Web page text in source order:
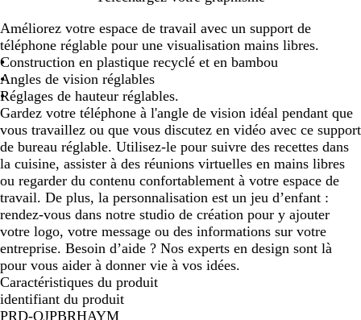
i
r
a
n
c
Améliorez votre espace de travail avec un support de
téléphone réglable pour une visualisation mains libres.
Construction en plastique recyclé et en bambou
Angles de vision réglables
Réglages de hauteur réglables.
Gardez votre téléphone à l'angle de vision idéal pendant que
vous travaillez ou que vous discutez en vidéo avec ce support
de bureau réglable. Utilisez-le pour suivre des recettes dans
la cuisine, assister à des réunions virtuelles en mains libres
ou regarder du contenu confortablement à votre espace de
travail. De plus, la personnalisation est un jeu d’enfant :
rendez-vous dans notre studio de création pour y ajouter
votre logo, votre message ou des informations sur votre
entreprise. Besoin d’aide ? Nos experts en design sont là
pour vous aider à donner vie à vos idées.
Caractéristiques du produit
identifiant du produit
PRD-QJPBRHAYM